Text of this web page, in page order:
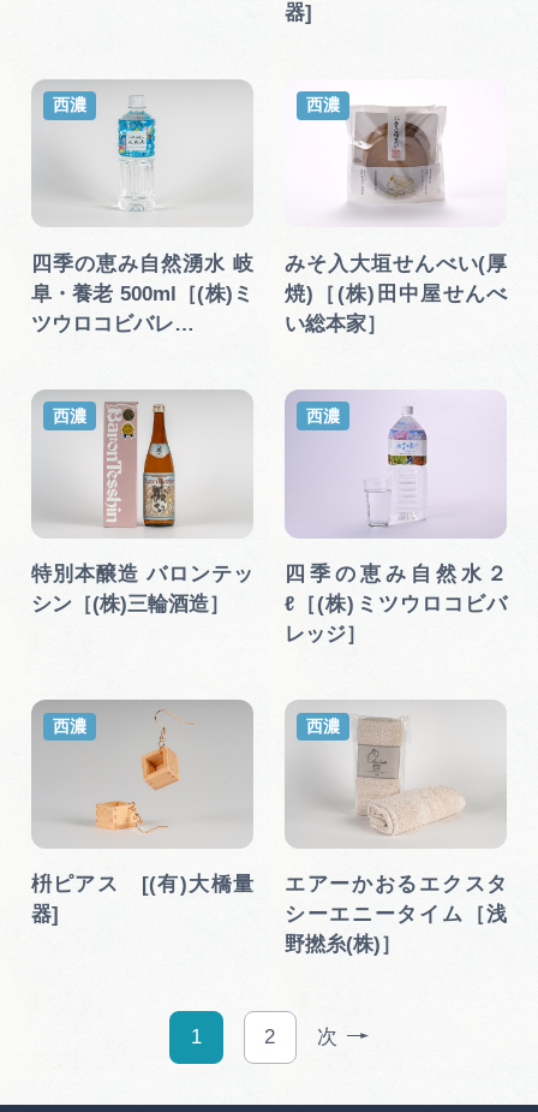
器]
四季の恵み自然湧水 岐
阜・養老 500ml［(株)ミ
ツウロコビバレ…
西濃
みそ入大垣せんべい(厚
焼)［(株)田中屋せんべ
い総本家］
西濃
特別本醸造 バロンテッ
シン［(株)三輪酒造］
西濃
四季の恵み自然水２
ℓ［(株)ミツウロコビバ
レッジ］
西濃
枡ピアス [(有)大橋量
器]
西濃
エアーかおるエクスタ
シーエニータイム［浅
野撚糸(株)］
西濃
1 2 次